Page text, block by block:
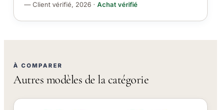
— Client vérifié, 2026 · Achat vérifié
À COMPARER
Autres modèles de la catégorie